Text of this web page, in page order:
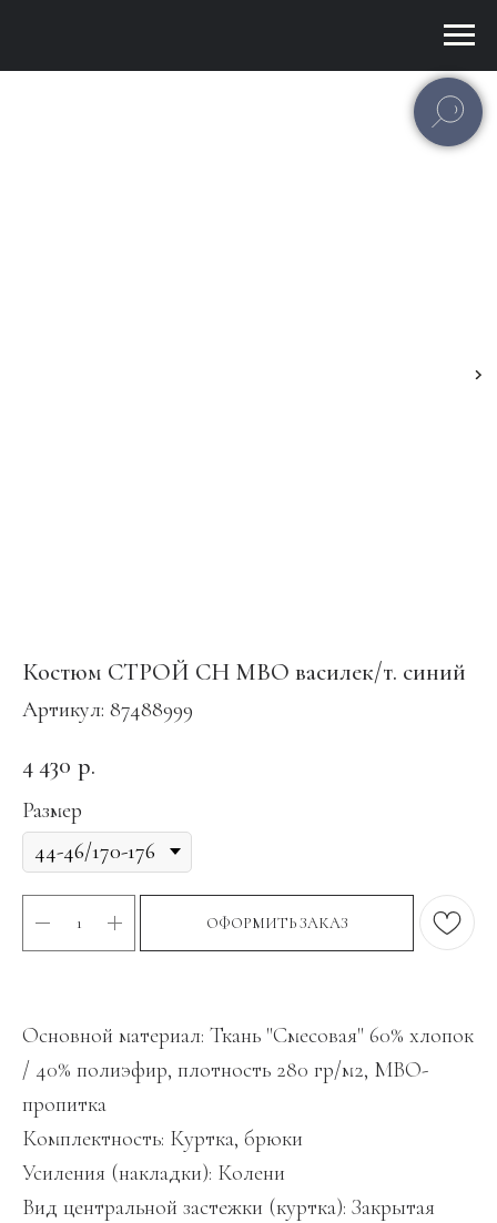
Костюм СТРОЙ СН МВО василек/т. синий
Артикул: 87488999
4 430 р.
Размер
ОФОРМИТЬ ЗАКАЗ
Основной материал: Ткань "Смесовая" 60% хлопок
/ 40% полиэфир, плотность 280 гр/м2, МВО-
пропитка
Комплектность: Куртка, брюки
Усиления (накладки): Колени
Вид центральной застежки (куртка): Закрытая